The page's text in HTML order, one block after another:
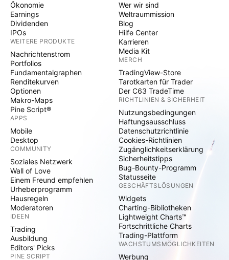
Ökonomie
Earnings
Dividenden
IPOs
WEITERE PRODUKTE
Nachrichtenstrom
Portfolios
Fundamentalgraphen
Renditekurven
Optionen
Makro-Maps
Pine Script®
APPS
Mobile
Desktop
COMMUNITY
Soziales Netzwerk
Wall of Love
Einem Freund empfehlen
Urheberprogramm
Hausregeln
Moderatoren
IDEEN
Trading
Ausbildung
Editors' Picks
PINE SCRIPT
Wer wir sind
Weltraummission
Blog
Hilfe Center
Karrieren
Media Kit
MERCH
TradingView-Store
Tarotkarten für Trader
Der C63 TradeTime
RICHTLINIEN & SICHERHEIT
Nutzungsbedingungen
Haftungsausschluss
Datenschutzrichtlinie
Cookies-Richtlinien
Zugänglichkeitserklärung
Sicherheitstipps
Bug-Bounty-Programm
Statusseite
GESCHÄFTSLÖSUNGEN
Widgets
Charting-Bibliotheken
Lightweight Charts™
Fortschrittliche Charts
Trading-Plattform
WACHSTUMSMÖGLICHKEITEN
Werbung